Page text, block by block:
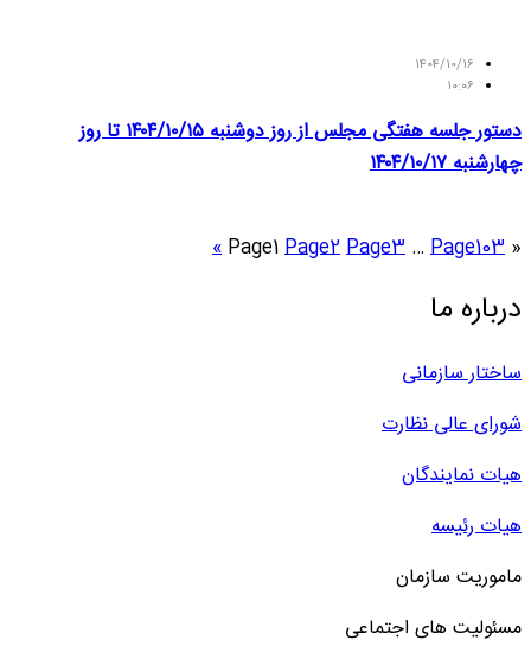
۱۴۰۴/۱۰/۱۶
۱۰:۰۶
دستور جلسه هفتگی مجلس از روز دوشنبه ۱۴۰۴/۱۰/۱۵ تا روز
چهارشنبه ۱۴۰۴/۱۰/۱۷
«
Page1Page2Page3 … Page103
»
درباره ما
ساختار سازمانی
شورای عالی نظارت
هیات نمایندگان
هیات رئیسه
ماموریت سازمان
مسئولیت های اجتماعی